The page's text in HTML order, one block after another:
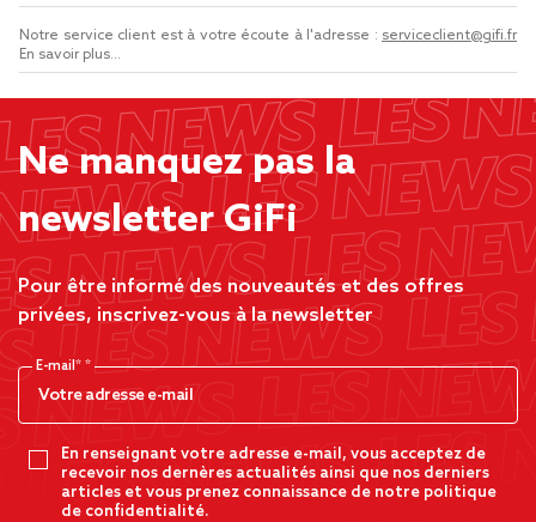
Notre service client est à votre écoute à l'adresse : serviceclient@gifi.fr
En savoir plus...
Ne manquez pas la
newsletter GiFi
Pour être informé des nouveautés et des offres
privées, inscrivez-vous à la newsletter
E-mail*
En renseignant votre adresse e-mail, vous acceptez de
recevoir nos dernères actualités ainsi que nos derniers
articles et vous prenez connaissance de notre politique
de confidentialité.